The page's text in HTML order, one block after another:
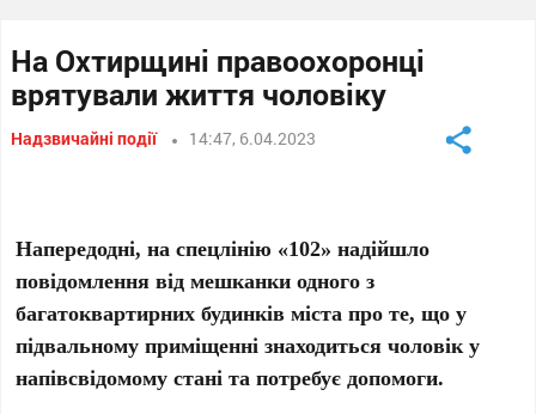
На Охтирщині правоохоронці
врятували життя чоловіку
Надзвичайні події 14:47, 6.04.2023
Напередодні, на спецлінію «102» надійшло
повідомлення від мешканки одного з
багатоквартирних будинків міста про те, що у
підвальному приміщенні знаходиться чоловік у
напівсвідомому стані та потребує допомоги.